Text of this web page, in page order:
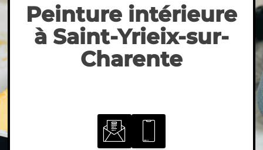
Peinture intérieure
à Saint-Yrieix-sur-
Charente